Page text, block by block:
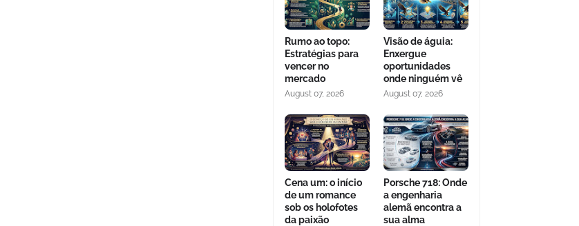
Rumo ao topo:
Estratégias para
vencer no
mercado
August 07, 2026
Visão de águia:
Enxergue
oportunidades
onde ninguém vê
August 07, 2026
Cena um: o início
de um romance
sob os holofotes
da paixão
Porsche 718: Onde
a engenharia
alemã encontra a
sua alma